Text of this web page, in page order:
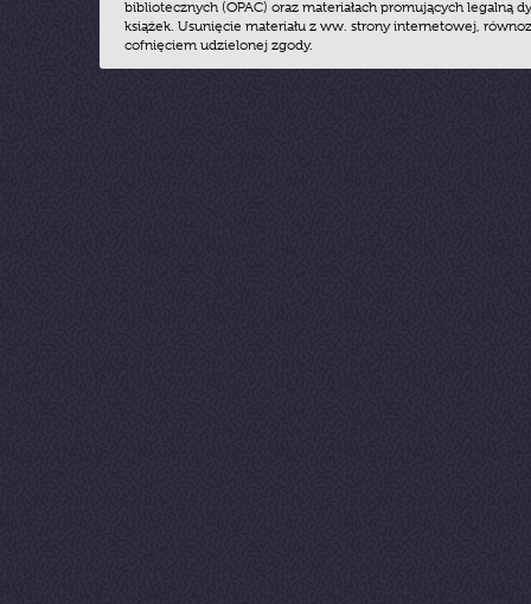
bibliotecznych (OPAC) oraz materiałach promujących legalną
książek. Usunięcie materiału z ww. strony internetowej,
cofnięciem udzielonej zgody.